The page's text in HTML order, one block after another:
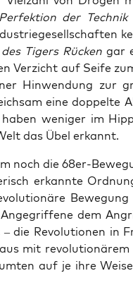
der Tech­nik
Tigers Rücken gar
Ver­zicht auf Sei­fe
Hin­wen­dung zur
eine dop­pel­te
weni­ger im
das Übel erkannt.
noch die 68er-
erkann­te
dem
die Revo­lu­tio­nen in
mit
auf je ihre